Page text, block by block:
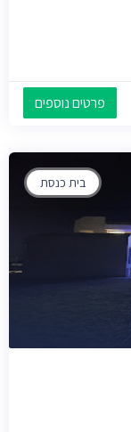
פרטים נוספים
בית כנסת